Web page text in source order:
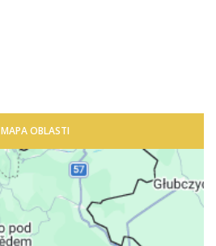
MAPA OBLASTI